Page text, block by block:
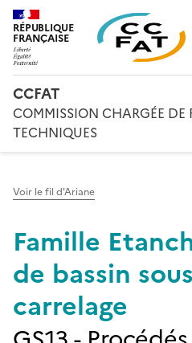
RÉPUBLIQUE
FRANÇAISE
CCFAT
COMMISSION CHARGÉE DE
TECHNIQUES
Voir le fil d'Ariane
Famille
de bassin sous
carrelage